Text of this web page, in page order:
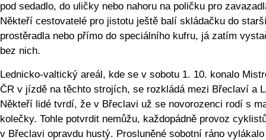
pod sedadlo, do uličky nebo nahoru na poličku pro
Někteří cestovatelé pro jistotu ještě balí skládačku do
prostěradla nebo přímo do speciálního kufru, já zatím
bez nich.
Lednicko-valtický areál, kde se v sobotu 1. 10. konalo
ČR v jízdě na těchto strojích, se rozkládá mezi Břeclaví a
Někteří lidé tvrdí, že v Břeclavi už se novorozenci rodí s
kolečky. Tohle potvrdit nemůžu, každopádně provoz
v Břeclavi opravdu hustý. Prosluněné sobotní ráno vylákalo